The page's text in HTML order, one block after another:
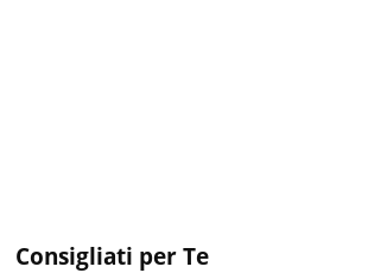
Consigliati per Te